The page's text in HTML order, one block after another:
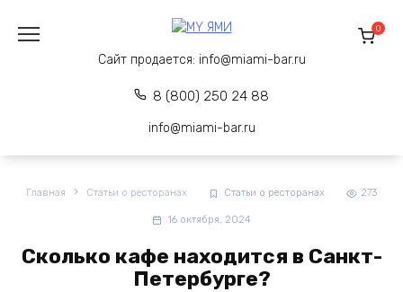
содержанию
Сайт продается: info@miami-bar.ru
8 (800) 250 24 88
info@miami-bar.ru
0
Главная Статьи о ресторанах Статьи о ресторанах 273
16 октября, 2024
Сколько кафе находится в Санкт-
Петербурге?